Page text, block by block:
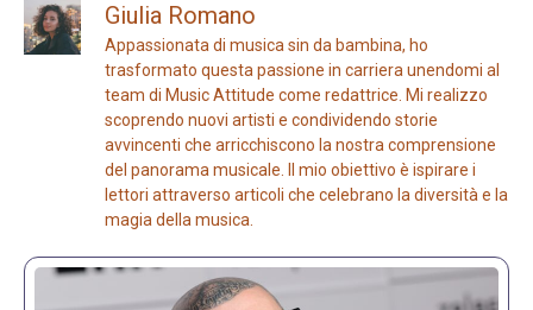
Giulia Romano
Appassionata di musica sin da bambina, ho
trasformato questa passione in carriera unendomi al
team di Music Attitude come redattrice. Mi realizzo
scoprendo nuovi artisti e condividendo storie
avvincenti che arricchiscono la nostra comprensione
del panorama musicale. Il mio obiettivo è ispirare i
lettori attraverso articoli che celebrano la diversità e la
magia della musica.